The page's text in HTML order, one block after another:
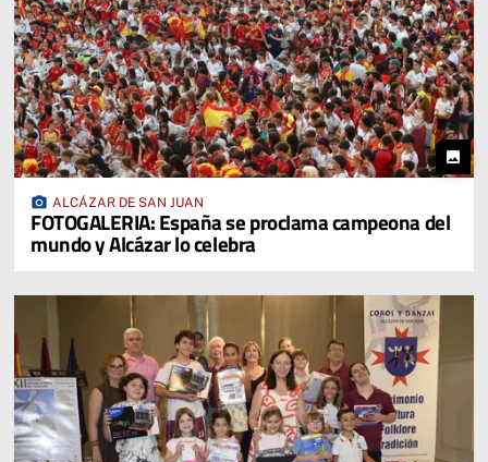
photo
photo_camera ALCÁZAR DE SAN JUAN
FOTOGALERIA: España se proclama campeona del
mundo y Alcázar lo celebra